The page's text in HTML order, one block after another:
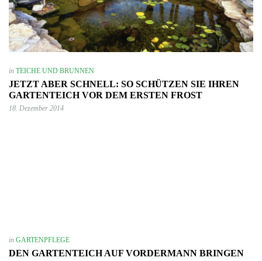
in TEICHE UND BRUNNEN
JETZT ABER SCHNELL: SO SCHÜTZEN SIE IHREN
GARTENTEICH VOR DEM ERSTEN FROST
18. Dezember 2014
in GARTENPFLEGE
DEN GARTENTEICH AUF VORDERMANN BRINGEN